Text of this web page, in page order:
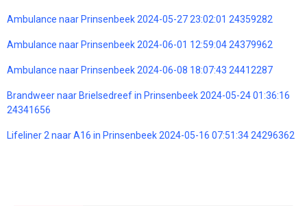
Ambulance naar Prinsenbeek 2024-05-27 23:02:01 24359282
Ambulance naar Prinsenbeek 2024-06-01 12:59:04 24379962
Ambulance naar Prinsenbeek 2024-06-08 18:07:43 24412287
Brandweer naar Brielsedreef in Prinsenbeek 2024-05-24 01:36:16
24341656
Lifeliner 2 naar A16 in Prinsenbeek 2024-05-16 07:51:34 24296362